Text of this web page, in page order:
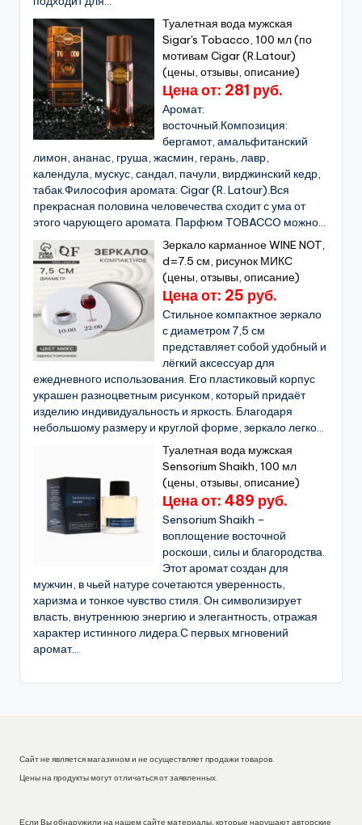
Туалетная вода мужская
Sigar's Tobacco, 100 мл (по
мотивам Cigar (R.Latour)
(цены, отзывы, описание)
Цена от: 281 руб.
Аромат:
восточный.Композиция:
бергамот, амальфитанский
лимон, ананас, груша, жасмин, герань, лавр,
календула, мускус, сандал, пачули, вирджинский кедр,
табак.Философия аромата: Cigar (R. Latour).Вся
прекрасная половина человечества сходит с ума от
этого чарующего аромата. Парфюм TOBACCO можно...
Зеркало карманное WINE NOT,
d=7.5 см, рисунок МИКС
(цены, отзывы, описание)
Цена от: 25 руб.
Стильное компактное зеркало
с диаметром 7,5 см
представляет собой удобный и
лёгкий аксессуар для
ежедневного использования. Его пластиковый корпус
украшен разноцветным рисунком, который придаёт
изделию индивидуальность и яркость. Благодаря
небольшому размеру и круглой форме, зеркало легко...
Туалетная вода мужская
Sensorium Shaikh, 100 мл
(цены, отзывы, описание)
Цена от: 489 руб.
Sensorium Shaikh –
воплощение восточной
роскоши, силы и благородства.
Этот аромат создан для
мужчин, в чьей натуре сочетаются уверенность,
харизма и тонкое чувство стиля. Он символизирует
власть, внутреннюю энергию и элегантность, отражая
характер истинного лидера.С первых мгновений
аромат...
Сайт не является магазином и не осуществляет продажи товаров.
Цены на продукты могут отличаться от заявленных.
Если Вы обнаружили на нашем сайте материалы, которые нарушают авторские